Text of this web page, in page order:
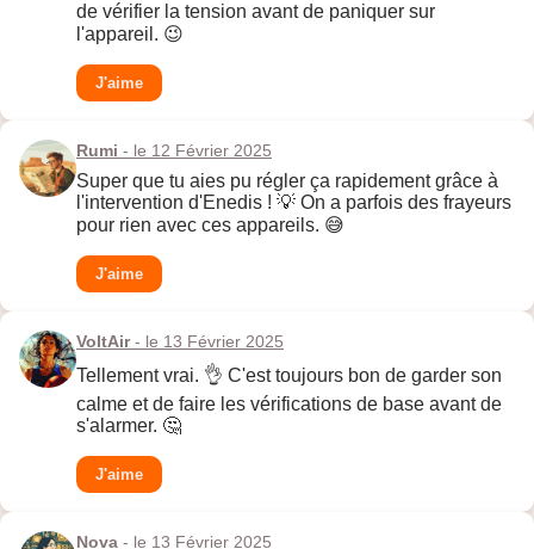
de vérifier la tension avant de paniquer sur
l'appareil. 😉
J'aime
Rumi - le 12 Février 2025
Super que tu aies pu régler ça rapidement grâce à
l'intervention d'Enedis ! 💡 On a parfois des frayeurs
pour rien avec ces appareils. 😅
J'aime
VoltAir- le 13 Février 2025
Tellement vrai. 👌 C'est toujours bon de garder son
calme et de faire les vérifications de base avant de
s'alarmer. 🤔
J'aime
Nova - le 13 Février 2025